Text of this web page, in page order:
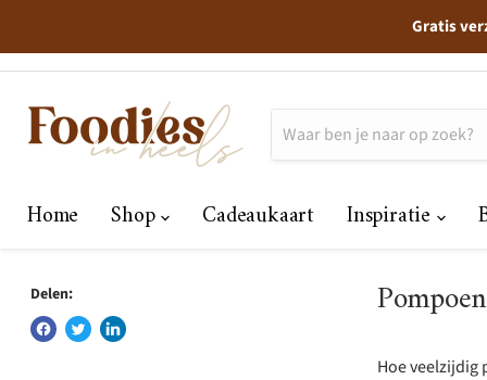
Gratis
Home Shop Cadeaukaart Inspiratie
Delen:
Hoe